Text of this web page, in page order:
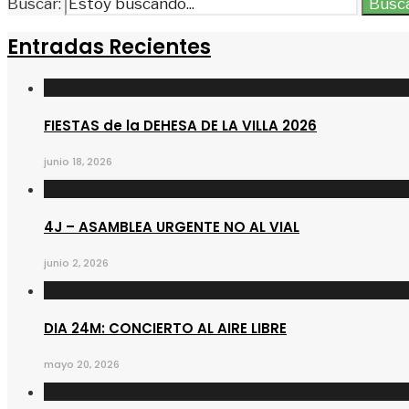
Entradas Recientes
FIESTAS de la DEHESA DE LA VILLA 2026
junio 18, 2026
4J – ASAMBLEA URGENTE NO AL VIAL
junio 2, 2026
DIA 24M: CONCIERTO AL AIRE LIBRE
mayo 20, 2026